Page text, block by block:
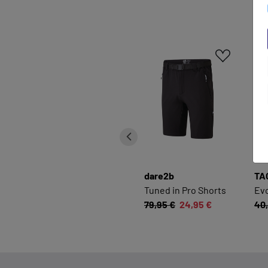
dare2b
Tuned in Pro Shorts
79,95 € 24,95 €